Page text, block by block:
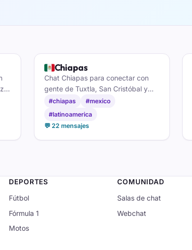
🇲🇽Chiapas
Chat Chiapas para conectar con
gente de Tuxtla, San Cristóbal y
Tapachula: café, tradiciones,
costumbres locales y amistad sin
registro.
#chiapas
#mexico
#latinoamerica
💬 22 mensajes
DEPORTES
Fútbol
Fórmula 1
Motos
COMUNIDAD
Salas de chat
Webchat